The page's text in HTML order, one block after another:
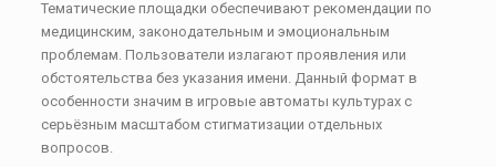
Тематические площадки обеспечивают рекомендации по
медицинским, законодательным и эмоциональным
проблемам. Пользователи излагают проявления или
обстоятельства без указания имени. Данный формат в
особенности значим в игровые автоматы культурах с
серьёзным масштабом стигматизации отдельных
вопросов.